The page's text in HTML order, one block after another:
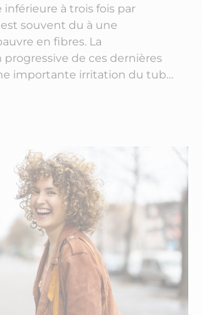
inférieure à trois fois par
souvent du à une
en fibres. La
de ces dernières
importante irritation du tube
de retrouver un transit